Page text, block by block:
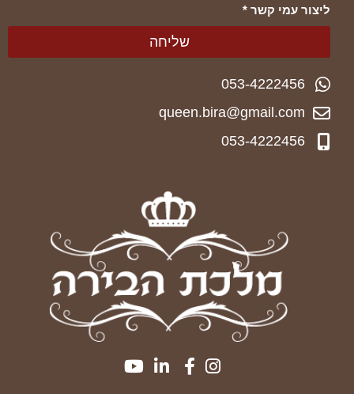
053-4222456
queen.bira@gmail.com
053-4222456
ליצור עמי קשר *
שליחה